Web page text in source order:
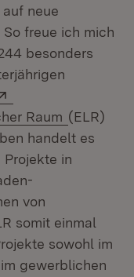
neue
freue ich mich
besonders
Raum (Öffnet in
(ELR)
handelt es
in
von
somit einmal
sowohl im
gewerblichen